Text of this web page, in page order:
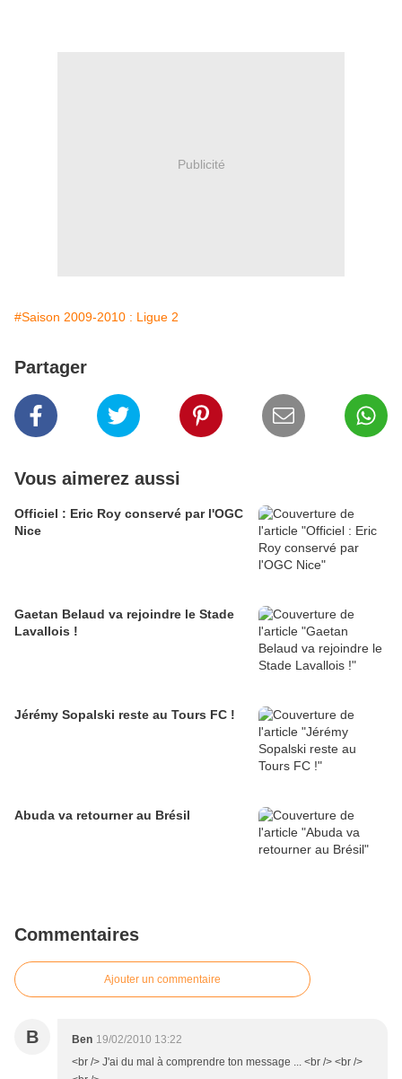
Publicité
#Saison 2009-2010 : Ligue 2
Partager
Vous aimerez aussi
Officiel : Eric Roy conservé par l'OGC
Nice
Gaetan Belaud va rejoindre le Stade
Lavallois !
Jérémy Sopalski reste au Tours FC !
Abuda va retourner au Brésil
Commentaires
Ajouter un commentaire
B Ben 19/02/2010 13:22
<br /> J'ai du mal à comprendre ton message ... <br /> <br />